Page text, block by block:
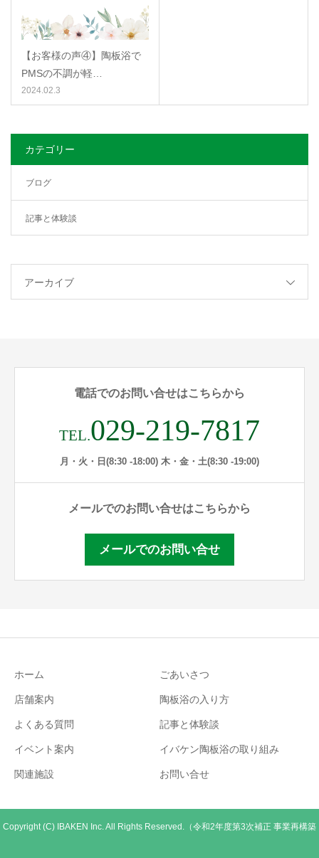
【お客様の声④】陶板浴で
PMSの不調が軽…
2024.02.3
カテゴリー
ブログ
記事と体験談
アーカイブ
電話でのお問い合せはこちらから
TEL.029-219-7817
月・火・日(8:30 -18:00) 木・金・土(8:30 -19:00)
メールでのお問い合せはこちらから
メールでのお問い合せ
ホーム ごあいさつ
店舗案内 陶板浴の入り方
よくある質問 記事と体験談
イベント案内 イバケン陶板浴の取り組み
関連施設 お問い合せ
Copyright (C) IBAKEN Inc. All Rights Reserved.（令和2年度第3次補正 事業再構築